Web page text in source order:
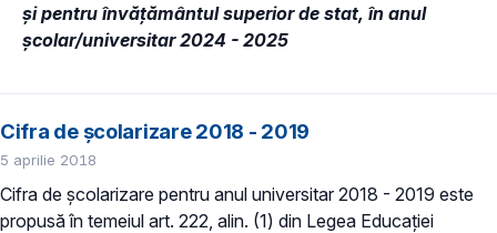
și pentru învățământul superior de stat, în anul
școlar/universitar 2024 - 2025
Cifra de școlarizare 2018 - 2019
5 aprilie 2018
Cifra de școlarizare pentru anul universitar 2018 - 2019 este
propusă în temeiul art. 222, alin. (1) din Legea Educației